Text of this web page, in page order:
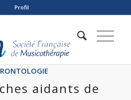
Profil
aidants de